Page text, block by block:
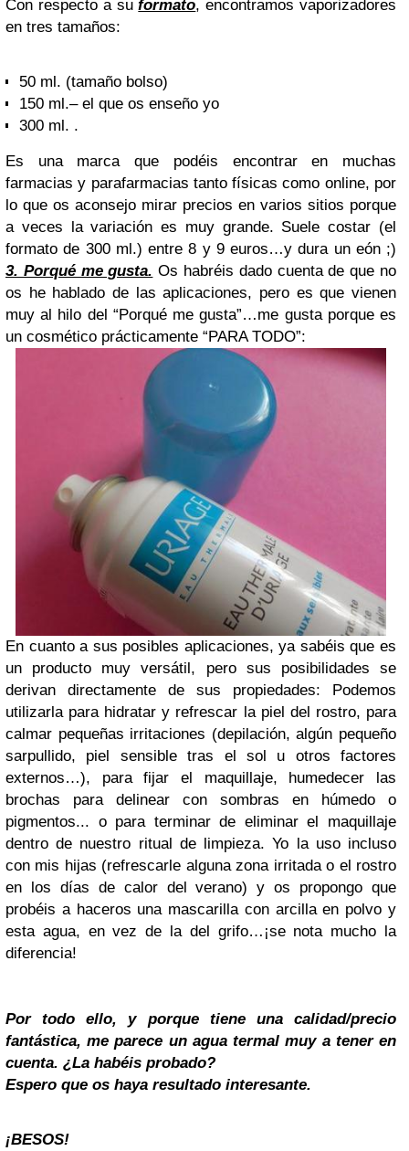
Con respecto a suformato, encontramos vaporizadores
en tres tamaños:
50 ml. (tamaño bolso)
150 ml.– el que os enseño yo
300 ml. .
Es una marca que podéis encontrar en muchas
farmacias y parafarmacias tanto físicas como online, por
lo que os aconsejo mirar precios en varios sitios porque
a veces la variación es muy grande. Suele costar (el
formato de 300 ml.) entre 8 y 9 euros…y dura un eón ;)
3. Porqué me gusta. Os habréis dado cuenta de que no
os he hablado de las aplicaciones, pero es que vienen
muy al hilo del “Porqué me gusta”…me gusta porque es
un cosmético prácticamente “PARA TODO”:
En cuanto a sus posibles aplicaciones, ya sabéis que es
un producto muy versátil, pero sus posibilidades se
derivan directamente de sus propiedades: Podemos
utilizarla para hidratar y refrescar la piel del rostro, para
calmar pequeñas irritaciones (depilación, algún pequeño
sarpullido, piel sensible tras el sol u otros factores
externos…), para fijar el maquillaje, humedecer las
brochas para delinear con sombras en húmedo o
pigmentos... o para terminar de eliminar el maquillaje
dentro de nuestro ritual de limpieza. Yo la uso incluso
con mis hijas (refrescarle alguna zona irritada o el rostro
en los días de calor del verano) y os propongo que
probéis a haceros una mascarilla con arcilla en polvo y
esta agua, en vez de la del grifo…¡se nota mucho la
diferencia!
Por todo ello, y porque tiene una calidad/precio
fantástica, me parece un agua termal muy a tener en
cuenta. ¿La habéis probado?
Espero que os haya resultado interesante.
¡BESOS!